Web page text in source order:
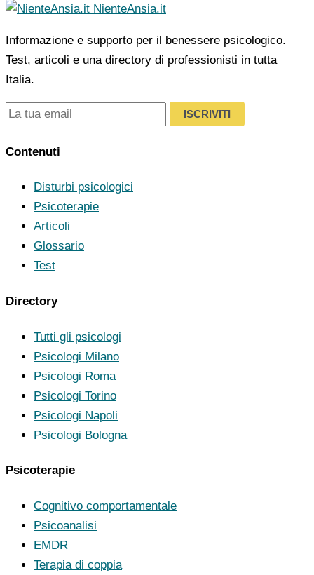
NienteAnsia.it
Informazione e supporto per il benessere psicologico.
Test, articoli e una directory di professionisti in tutta
Italia.
ISCRIVITI
Contenuti
Disturbi psicologici
Psicoterapie
Articoli
Glossario
Test
Directory
Tutti gli psicologi
Psicologi Milano
Psicologi Roma
Psicologi Torino
Psicologi Napoli
Psicologi Bologna
Psicoterapie
Cognitivo comportamentale
Psicoanalisi
EMDR
Terapia di coppia